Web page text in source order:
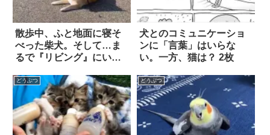
散歩中、ふと地面に寝そ
べった柴犬。そして…ま
るで『リビング』にいる
りに、思わず笑った！！
犬とのコミュニケーショ
ンに「言葉」はいらな
い。一方、猫は？ 2枚
どうぶつ どうぶつ